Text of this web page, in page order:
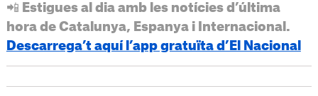
📲 Estigues al dia amb les notícies d’última
hora de Catalunya, Espanya i Internacional.
Descarrega’t aquí l’app gratuïta d’El Nacional